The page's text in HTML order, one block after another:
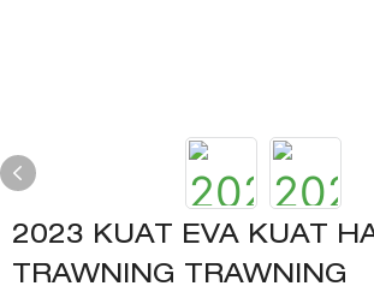
2023 KUAT EVA KUAT
TRAWNING TRAWNING